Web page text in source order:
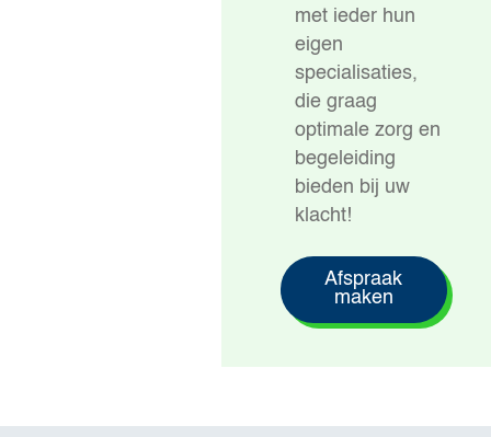
met ieder hun
eigen
specialisaties,
die graag
optimale zorg en
begeleiding
bieden bij uw
klacht!
Afspraak
maken